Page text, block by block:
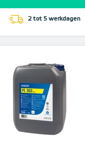
2 tot 5 werkdagen